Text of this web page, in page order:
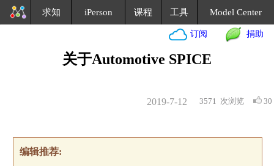
求知 iPerson 课程 工具 Model Center
订阅 捐助
关于Automotive SPICE
3571 次浏览 30
2019-7-12
编辑推荐: